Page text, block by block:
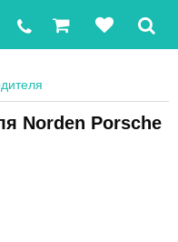
Norden Porsche